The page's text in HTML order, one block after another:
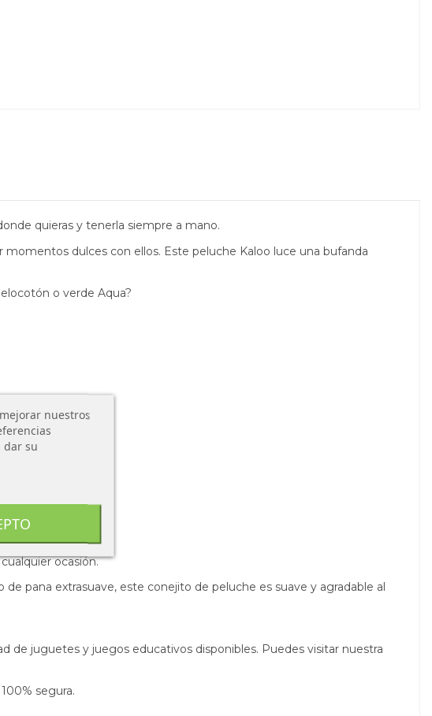
quieras y tenerla siempre a mano.
dulces con ellos. Este peluche Kaloo luce una bufanda
o verde Aqua?
ocasión.
pana extrasuave, este conejito de peluche es suave y agradable al
de juguetes y juegos educativos disponibles. Puedes visitar nuestra
segura.
nuestros
dar su